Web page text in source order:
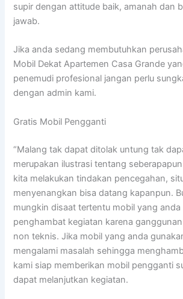
supir dengan attitude baik, amanah dan
jawab.
Jika anda sedang membutuhkan
Mobil Dekat Apartemen Casa Grande
penemudi profesional jangan perlu
dengan admin kami.
Gratis Mobil Pengganti
“Malang tak dapat ditolak untung tak
merupakan ilustrasi tentang
kita melakukan tindakan pencegahan,
menyenangkan bisa datang kapanpun.
mungkin disaat tertentu mobil yang anda
penghambat kegiatan karena
non teknis. Jika mobil yang anda
mengalami masalah sehingga
kami siap memberikan mobil pengganti
dapat melanjutkan kegiatan.